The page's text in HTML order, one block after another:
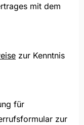
mit dem
zur Kenntnis
für
zur